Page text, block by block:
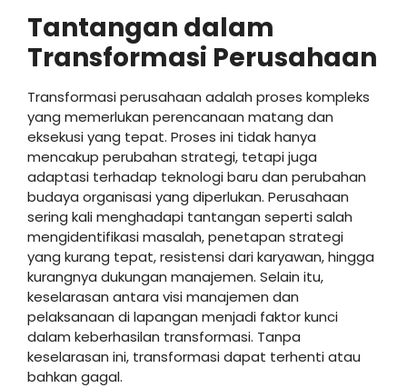
Tantangan dalam
Transformasi Perusahaan
Transformasi perusahaan adalah proses kompleks
yang memerlukan perencanaan matang dan
eksekusi yang tepat. Proses ini tidak hanya
mencakup perubahan strategi, tetapi juga
adaptasi terhadap teknologi baru dan perubahan
budaya organisasi yang diperlukan. Perusahaan
sering kali menghadapi tantangan seperti salah
mengidentifikasi masalah, penetapan strategi
yang kurang tepat, resistensi dari karyawan, hingga
kurangnya dukungan manajemen. Selain itu,
keselarasan antara visi manajemen dan
pelaksanaan di lapangan menjadi faktor kunci
dalam keberhasilan transformasi. Tanpa
keselarasan ini, transformasi dapat terhenti atau
bahkan gagal.